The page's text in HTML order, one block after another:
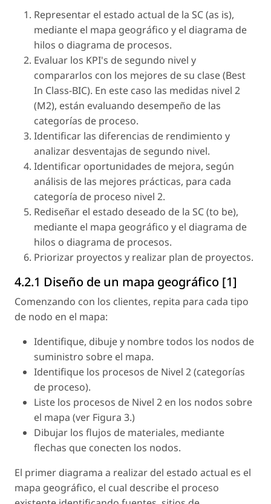
Representar el estado actual de la SC (as is),
mediante el mapa geográfico y el diagrama de
hilos o diagrama de procesos.
Evaluar los KPI's de segundo nivel y
compararlos con los mejores de su clase (Best
In Class-BIC). En este caso las medidas nivel 2
(M2), están evaluando desempeño de las
categorías de proceso.
Identificar las diferencias de rendimiento y
analizar desventajas de segundo nivel.
Identificar oportunidades de mejora, según
análisis de las mejores prácticas, para cada
categoría de proceso nivel 2.
Rediseñar el estado deseado de la SC (to be),
mediante el mapa geográfico y el diagrama de
hilos o diagrama de procesos.
Priorizar proyectos y realizar plan de proyectos.
4.2.1 Diseño de un mapa geográfico [1]
Comenzando con los clientes, repita para cada tipo
de nodo en el mapa:
Identifique, dibuje y nombre todos los nodos de
suministro sobre el mapa.
Identifique los procesos de Nivel 2 (categorías
de proceso).
Liste los procesos de Nivel 2 en los nodos sobre
el mapa (ver Figura 3.)
Dibujar los flujos de materiales, mediante
flechas que conecten los nodos.
El primer diagrama a realizar del estado actual es el
mapa geográfico, el cual describe el proceso